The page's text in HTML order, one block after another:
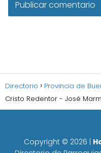
Directorio Provincia de
Cristo Redentor - José
Copyright © 2026